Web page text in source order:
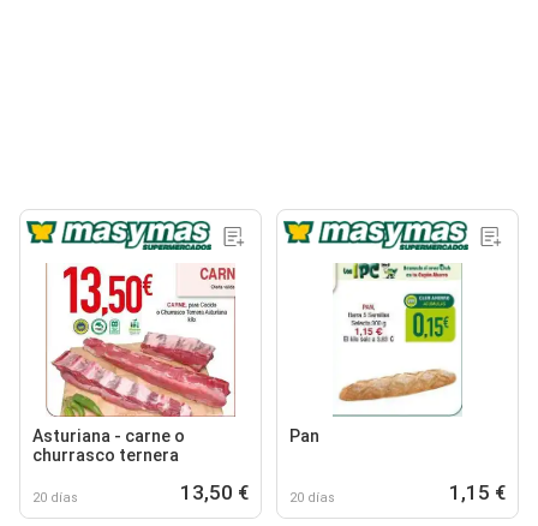
Asturiana - carne o
churrasco ternera
20 días 13,50 €
Pan
20 días 1,15 €